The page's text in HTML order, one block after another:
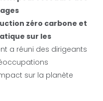
zéro carbone et
sur les
a réuni des dirigeants
sur la planète